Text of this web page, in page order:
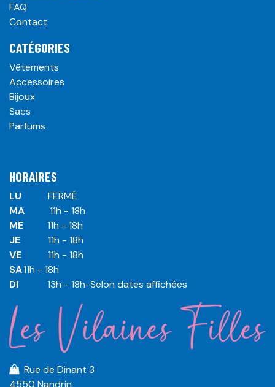
FAQ
Contact
CATÉGORIES
Vêtements
Accessoires
Bijoux
Sacs
Parfums
HORAIRES
LU
​ ​FERMÉ
MA
​11h - 18h
ME
​11h - 18h
JE
​​11h - 18h
VE
​​​11h - 18h
SA​​​11h - 18h
DI
​​​ 13h - 18h-Selon dates affichées
Rue de Dinant 3
4550 Nandrin